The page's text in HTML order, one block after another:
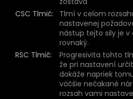
CSC Tlmič:
Tlmí v celom
nastavenej
nástup tejto sily je v
rovnaký.
RSC Tlmič:
Progresivita tohto
že pri nastavení
dokáže napriek
väčšie nečakané
rozsah vami